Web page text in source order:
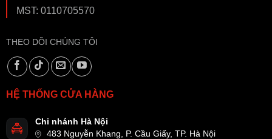
MST: 0110705570
THEO DÕI CHÚNG TÔI
HỆ THỐNG CỬA HÀNG
Chi nhánh Hà Nội
483 Nguyễn Khang, P. Cầu Giấy, TP. Hà Nội